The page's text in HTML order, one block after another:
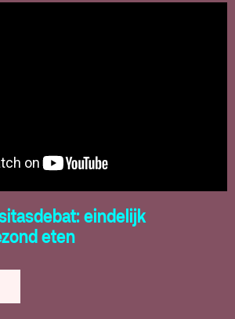
eindelijk
eten